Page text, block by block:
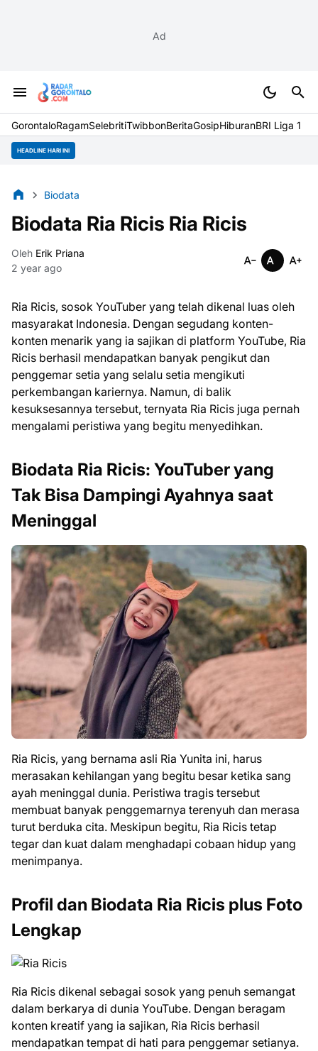
Ad
GorontaloRagamSelebritiTwibbonBeritaGosipHiburanBRI Liga 1
HEADLINE HARI INI
Biodata
Biodata Ria Ricis Ria Ricis
Oleh Erik Priana
2 year ago
Ria Ricis, sosok YouTuber yang telah dikenal luas oleh
masyarakat Indonesia. Dengan segudang konten-
konten menarik yang ia sajikan di platform YouTube, Ria
Ricis berhasil mendapatkan banyak pengikut dan
penggemar setia yang selalu setia mengikuti
perkembangan kariernya. Namun, di balik
kesuksesannya tersebut, ternyata Ria Ricis juga pernah
mengalami peristiwa yang begitu menyedihkan.
Biodata Ria Ricis: YouTuber yang
Tak Bisa Dampingi Ayahnya saat
Meninggal
Ria Ricis, yang bernama asli Ria Yunita ini, harus
merasakan kehilangan yang begitu besar ketika sang
ayah meninggal dunia. Peristiwa tragis tersebut
membuat banyak penggemarnya terenyuh dan merasa
turut berduka cita. Meskipun begitu, Ria Ricis tetap
tegar dan kuat dalam menghadapi cobaan hidup yang
menimpanya.
Profil dan Biodata Ria Ricis plus Foto
Lengkap
Ria Ricis dikenal sebagai sosok yang penuh semangat
dalam berkarya di dunia YouTube. Dengan beragam
konten kreatif yang ia sajikan, Ria Ricis berhasil
mendapatkan tempat di hati para penggemar setianya.